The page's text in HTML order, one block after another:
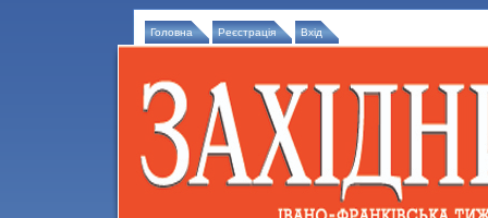
Головна Реєстрація Вхід